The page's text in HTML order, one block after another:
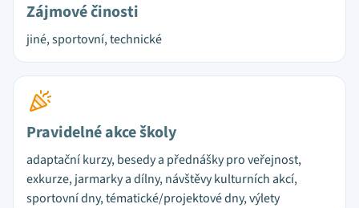
Zájmové činosti
jiné, sportovní, technické
Pravidelné akce školy
adaptační kurzy, besedy a přednášky pro veřejnost,
exkurze, jarmarky a dílny, návštěvy kulturních akcí,
sportovní dny, tématické/projektové dny, výlety